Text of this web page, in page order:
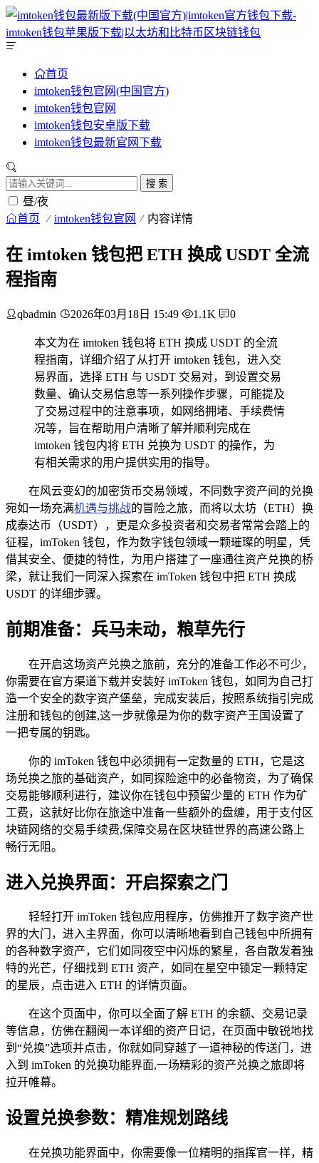
首页
imtoken钱包官网(中国官方)
imtoken钱包官网
imtoken钱包安卓版下载
imtoken钱包最新官网下载
搜 索
昼/夜
首页 imtoken钱包官网 内容详情
在 imtoken 钱包把 ETH 换成 USDT 全流
程指南
qbadmin 2026年03月18日 15:49 1.1K 0
本文为在 imtoken 钱包将 ETH 换成 USDT 的全流
程指南，详细介绍了从打开 imtoken 钱包，进入交
易界面，选择 ETH 与 USDT 交易对，到设置交易
数量、确认交易信息等一系列操作步骤，可能提及
了交易过程中的注意事项，如网络拥堵、手续费情
况等，旨在帮助用户清晰了解并顺利完成在
imtoken 钱包内将 ETH 兑换为 USDT 的操作，为
有相关需求的用户提供实用的指导。
在风云变幻的加密货币交易领域，不同数字资产间的兑换
宛如一场充满机遇与挑战的冒险之旅，而将以太坊（ETH）换
成泰达币（USDT），更是众多投资者和交易者常常会踏上的
征程，imToken 钱包，作为数字钱包领域一颗璀璨的明星，凭
借其安全、便捷的特性，为用户搭建了一座通往资产兑换的桥
梁，就让我们一同深入探索在 imToken 钱包中把 ETH 换成
USDT 的详细步骤。
前期准备：兵马未动，粮草先行
在开启这场资产兑换之旅前，充分的准备工作必不可少，
你需要在官方渠道下载并安装好 imToken 钱包，如同为自己打
造一个安全的数字资产堡垒，完成安装后，按照系统指引完成
注册和钱包的创建,这一步就像是为你的数字资产王国设置了
一把专属的钥匙。
你的 imToken 钱包中必须拥有一定数量的 ETH，它是这
场兑换之旅的基础资产，如同探险途中的必备物资，为了确保
交易能够顺利进行，建议你在钱包中预留少量的 ETH 作为矿
工费，这就好比你在旅途中准备一些额外的盘缠，用于支付区
块链网络的交易手续费,保障交易在区块链世界的高速公路上
畅行无阻。
进入兑换界面：开启探索之门
轻轻打开 imToken 钱包应用程序，仿佛推开了数字资产世
界的大门，进入主界面，你可以清晰地看到自己钱包中所拥有
的各种数字资产，它们如同夜空中闪烁的繁星，各自散发着独
特的光芒，仔细找到 ETH 资产，如同在星空中锁定一颗特定
的星辰，点击进入 ETH 的详情页面。
在这个页面中，你可以全面了解 ETH 的余额、交易记录
等信息，仿佛在翻阅一本详细的资产日记，在页面中敏锐地找
到“兑换”选项并点击，你就如同穿越了一道神秘的传送门，进
入到 imToken 的兑换功能界面,一场精彩的资产兑换之旅即将
拉开帷幕。
设置兑换参数：精准规划路线
在兑换功能界面中，你需要像一位精明的指挥官一样，精